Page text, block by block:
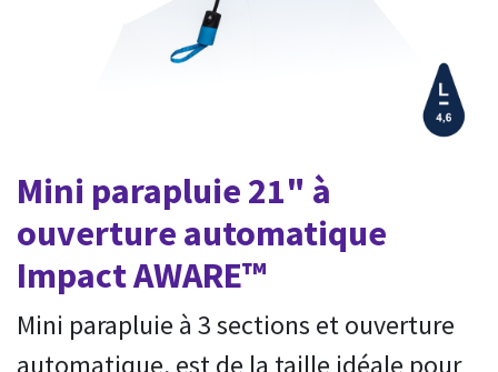
Mini parapluie 21" à
ouverture automatique
Impact AWARE™
Mini parapluie à 3 sections et ouverture
automatique, est de la taille idéale pour